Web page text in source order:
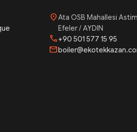
location_onAta OSB Mahallesi
Efeler / AYDIN
phone+90 501 577 15 95
mail